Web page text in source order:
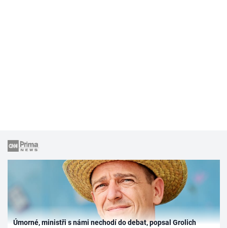
Úmorné, ministři s námi nechodí do debat, popsal Grolich